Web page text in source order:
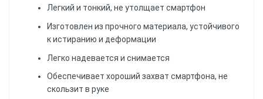
Легкий и тонкий, не утолщает смартфон
Изготовлен из прочного материала, устойчивого
к истиранию и деформации
Легко надевается и снимается
Обеспечивает хороший захват смартфона, не
скользит в руке